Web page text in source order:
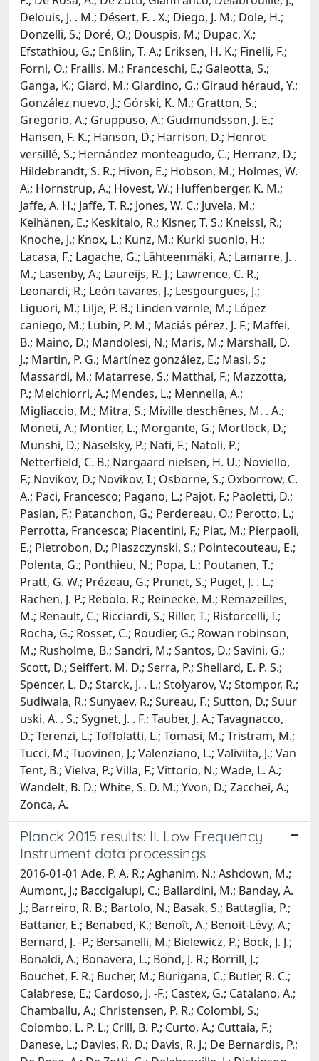
Delouis, J. . M.; Désert, F. . X.; Diego, J. M.; Dole, H.;
Donzelli, S.; Doré, O.; Douspis, M.; Dupac, X.;
Efstathiou, G.; Enßlin, T. A.; Eriksen, H. K.; Finelli, F.;
Forni, O.; Frailis, M.; Franceschi, E.; Galeotta, S.;
Ganga, K.; Giard, M.; Giardino, G.; Giraud héraud, Y.;
González nuevo, J.; Górski, K. M.; Gratton, S.;
Gregorio, A.; Gruppuso, A.; Gudmundsson, J. E.;
Hansen, F. K.; Hanson, D.; Harrison, D.; Henrot
versillé, S.; Hernández monteagudo, C.; Herranz, D.;
Hildebrandt, S. R.; Hivon, E.; Hobson, M.; Holmes, W.
A.; Hornstrup, A.; Hovest, W.; Huffenberger, K. M.;
Jaffe, A. H.; Jaffe, T. R.; Jones, W. C.; Juvela, M.;
Keihänen, E.; Keskitalo, R.; Kisner, T. S.; Kneissl, R.;
Knoche, J.; Knox, L.; Kunz, M.; Kurki suonio, H.;
Lacasa, F.; Lagache, G.; Lähteenmäki, A.; Lamarre, J. .
M.; Lasenby, A.; Laureijs, R. J.; Lawrence, C. R.;
Leonardi, R.; León tavares, J.; Lesgourgues, J.;
Liguori, M.; Lilje, P. B.; Linden vørnle, M.; López
caniego, M.; Lubin, P. M.; Maciás pérez, J. F.; Maffei,
B.; Maino, D.; Mandolesi, N.; Maris, M.; Marshall, D.
J.; Martin, P. G.; Martínez gonzález, E.; Masi, S.;
Massardi, M.; Matarrese, S.; Matthai, F.; Mazzotta,
P.; Melchiorri, A.; Mendes, L.; Mennella, A.;
Migliaccio, M.; Mitra, S.; Miville deschênes, M. . A.;
Moneti, A.; Montier, L.; Morgante, G.; Mortlock, D.;
Munshi, D.; Naselsky, P.; Nati, F.; Natoli, P.;
Netterfield, C. B.; Nørgaard nielsen, H. U.; Noviello,
F.; Novikov, D.; Novikov, I.; Osborne, S.; Oxborrow, C.
A.; Paci, Francesco; Pagano, L.; Pajot, F.; Paoletti, D.;
Pasian, F.; Patanchon, G.; Perdereau, O.; Perotto, L.;
Perrotta, Francesca; Piacentini, F.; Piat, M.; Pierpaoli,
E.; Pietrobon, D.; Plaszczynski, S.; Pointecouteau, E.;
Polenta, G.; Ponthieu, N.; Popa, L.; Poutanen, T.;
Pratt, G. W.; Prézeau, G.; Prunet, S.; Puget, J. . L.;
Rachen, J. P.; Rebolo, R.; Reinecke, M.; Remazeilles,
M.; Renault, C.; Ricciardi, S.; Riller, T.; Ristorcelli, I.;
Rocha, G.; Rosset, C.; Roudier, G.; Rowan robinson,
M.; Rusholme, B.; Sandri, M.; Santos, D.; Savini, G.;
Scott, D.; Seiffert, M. D.; Serra, P.; Shellard, E. P. S.;
Spencer, L. D.; Starck, J. . L.; Stolyarov, V.; Stompor, R.;
Sudiwala, R.; Sunyaev, R.; Sureau, F.; Sutton, D.; Suur
uski, A. . S.; Sygnet, J. . F.; Tauber, J. A.; Tavagnacco,
D.; Terenzi, L.; Toffolatti, L.; Tomasi, M.; Tristram, M.;
Tucci, M.; Tuovinen, J.; Valenziano, L.; Valiviita, J.; Van
Tent, B.; Vielva, P.; Villa, F.; Vittorio, N.; Wade, L. A.;
Wandelt, B. D.; White, S. D. M.; Yvon, D.; Zacchei, A.;
Zonca, A.
Planck 2015 results: II. Low Frequency
Instrument data processings
2016-01-01 Ade, P. A. R.; Aghanim, N.; Ashdown, M.;
Aumont, J.; Baccigalupi, C.; Ballardini, M.; Banday, A.
J.; Barreiro, R. B.; Bartolo, N.; Basak, S.; Battaglia, P.;
Battaner, E.; Benabed, K.; Benoît, A.; Benoit-Lévy, A.;
Bernard, J. -P.; Bersanelli, M.; Bielewicz, P.; Bock, J. J.;
Bonaldi, A.; Bonavera, L.; Bond, J. R.; Borrill, J.;
Bouchet, F. R.; Bucher, M.; Burigana, C.; Butler, R. C.;
Calabrese, E.; Cardoso, J. -F.; Castex, G.; Catalano, A.;
Chamballu, A.; Christensen, P. R.; Colombi, S.;
Colombo, L. P. L.; Crill, B. P.; Curto, A.; Cuttaia, F.;
Danese, L.; Davies, R. D.; Davis, R. J.; De Bernardis, P.;